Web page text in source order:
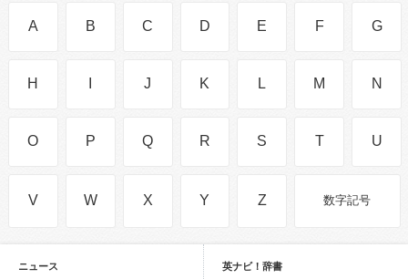
A B C D E F G
H J K L M N
O P Q R S T U
V W X Y Z 数字記号
ニュース 英ナビ！辞書